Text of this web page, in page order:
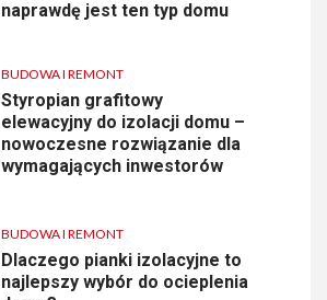
naprawdę jest ten typ domu
BUDOWA I REMONT
Styropian grafitowy
elewacyjny do izolacji domu –
nowoczesne rozwiązanie dla
wymagających inwestorów
BUDOWA I REMONT
Dlaczego pianki izolacyjne to
najlepszy wybór do ocieplenia